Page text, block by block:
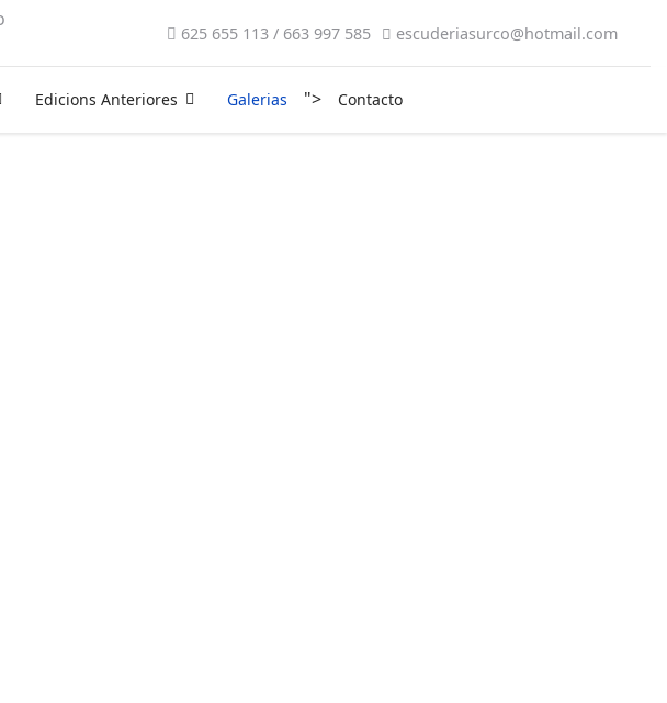
625 655 113 / 663 997 585 escuderiasurco@hotmail.com
Edicions Anteriores Galerias "> Contacto